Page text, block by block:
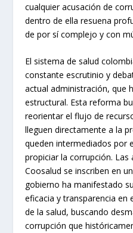
cualquier acusación de
dentro de ella resuena
de por sí complejo y con
El sistema de salud
constante escrutinio y
actual administración, que
estructural. Esta reforma
reorientar el flujo de
lleguen directamente a la
queden intermediados por
propiciar la corrupción. Las
Coosalud se inscriben en
gobierno ha manifestado
eficacia y transparencia en
de la salud, buscando
corrupción que